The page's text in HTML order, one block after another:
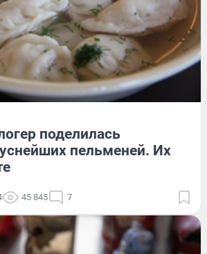
поделилась
пельменей. Их
45 845 7